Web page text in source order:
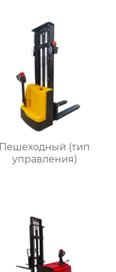
Пешеходный (тип
управления)